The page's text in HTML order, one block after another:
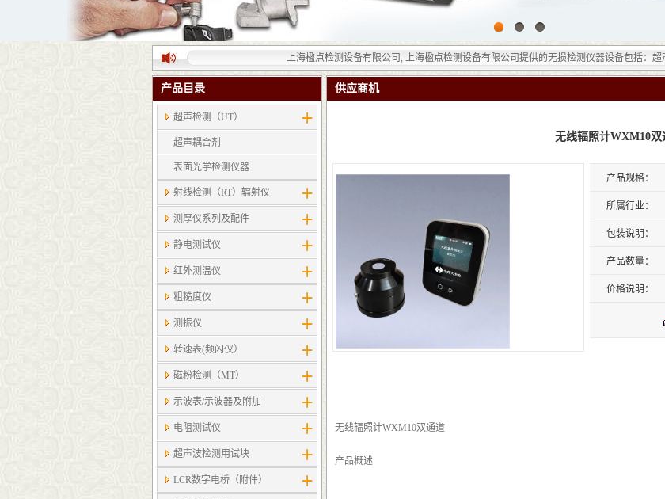
上海楹点检测设备有限公司, 上海楹点检测设备有限公司提供的无损检测仪器设备包括：超声
产品目录
超声检测（UT）
超声耦合剂
表面光学检测仪器
射线检测（RT）辐射仪
测厚仪系列及配件
静电测试仪
红外测温仪
粗糙度仪
测振仪
转速表(频闪仪）
磁粉检测（MT）
示波表/示波器及附加
电阻测试仪
超声波检测用试块
LCR数字电桥（附件）
供应商机
无线辐照计WXM10双
产品规格：
所属行业：
包装说明：
产品数量：
价格说明：
无线辐照计WXM10双通道
产品概述